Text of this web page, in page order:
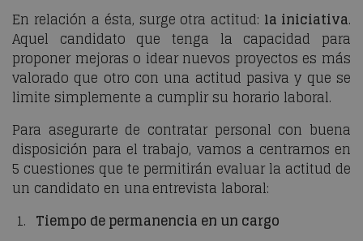
En relación a ésta, surge otra actitud: la iniciativa.
Aquel candidato que tenga la capacidad para
proponer mejoras o idear nuevos proyectos es más
valorado que otro con una actitud pasiva y que se
limite simplemente a cumplir su horario laboral.
Para asegurarte de contratar personal con buena
disposición para el trabajo, vamos a centrarnos en
5 cuestiones que te permitirán evaluar la actitud de
un candidato en una entrevista laboral:
1. Tiempo de permanencia en un cargo